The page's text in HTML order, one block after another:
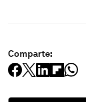
Comparte: